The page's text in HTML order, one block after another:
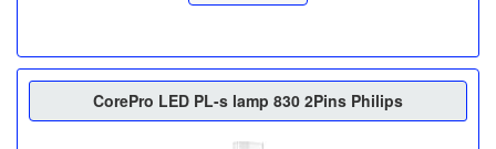
CorePro LED PL-s lamp 830 2Pins Philips